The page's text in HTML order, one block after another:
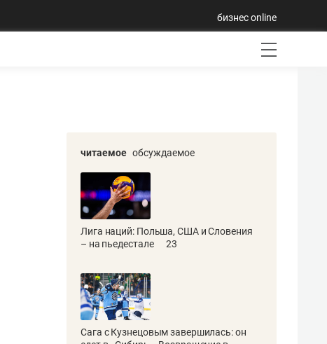
бизнес online
читаемое обсуждаемое
Лига наций: Польша, США и Словения
– на пьедестале
23
Сага с Кузнецовым завершилась: он